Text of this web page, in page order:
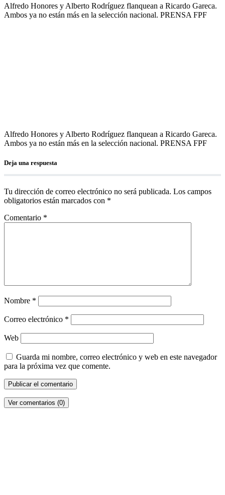
Alfredo Honores y Alberto Rodríguez flanquean a Ricardo Gareca.
Ambos ya no están más en la selección nacional. PRENSA FPF
Alfredo Honores y Alberto Rodríguez flanquean a Ricardo Gareca.
Ambos ya no están más en la selección nacional. PRENSA FPF
Deja una respuesta
Tu dirección de correo electrónico no será publicada. Los campos
obligatorios están marcados con *
Comentario *
Nombre *
Correo electrónico *
Web
Guarda mi nombre, correo electrónico y web en este navegador
para la próxima vez que comente.
Ver comentarios (0)